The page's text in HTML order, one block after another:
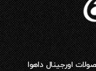
اورجینال داهوا